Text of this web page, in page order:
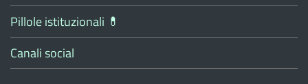
Pillole istituzionali 💊
Canali social